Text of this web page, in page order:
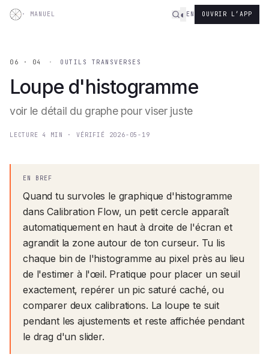
Aller au contenu
· MANUEL ◐ EN OUVRIR L’APP
06 · 04 · OUTILS TRANSVERSES
Loupe d'histogramme
voir le détail du graphe pour viser juste
LECTURE 4 MIN · VÉRIFIÉ 2026-05-19
EN BREF
Quand tu survoles le graphique d'histogramme
dans Calibration Flow, un petit cercle apparaît
automatiquement en haut à droite de l'écran et
agrandit la zone autour de ton curseur. Tu lis
chaque bin de l'histogramme au pixel près au lieu
de l'estimer à l'œil. Pratique pour placer un seuil
exactement, repérer un pic saturé caché, ou
comparer deux calibrations. La loupe te suit
pendant les ajustements et reste affichée pendant
le drag d'un slider.